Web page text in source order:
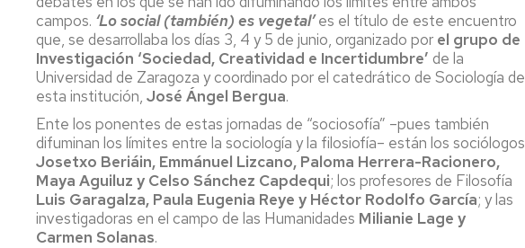
correo
interno
Unizar
Otros
servicios
en
el
Campus
campos. ‘Lo social (también) es vegetal’es el título de este encuentro
que, se desarrollaba los días 3, 4 y 5 de junio, organizado por el grupo de
Investigación ‘Sociedad, Creatividad e Incertidumbre’ de la
Universidad de Zaragoza y coordinado por el catedrático de Sociología de
esta institución, José Ángel Bergua.
Ente los ponentes de estas jornadas de “sociosofía” –pues también
difuminan los límites entre la sociología y la filosiofía– están los sociólogos
Josetxo Beriáin, Emmánuel Lizcano, Paloma Herrera-Racionero,
Maya Aguiluz y Celso Sánchez Capdequi; los profesores de Filosofía
Luis Garagalza, Paula Eugenia Reye y Héctor Rodolfo García; y las
investigadoras en el campo de las Humanidades Milianie Lage y
Carmen Solanas.